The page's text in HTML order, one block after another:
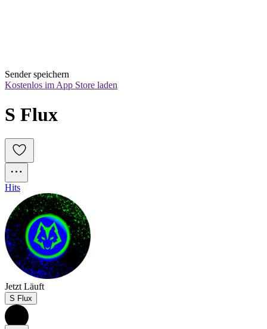
Sender speichern
Kostenlos im App Store laden
S Flux
Hits
Jetzt Läuft
S Flux